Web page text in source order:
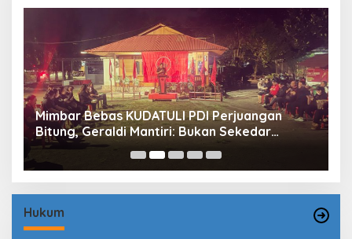
Mimbar Bebas KUDATULI PDI Perjuangan
Bitung, Geraldi Mantiri: Bukan Sekedar
Sejarah
Hukum